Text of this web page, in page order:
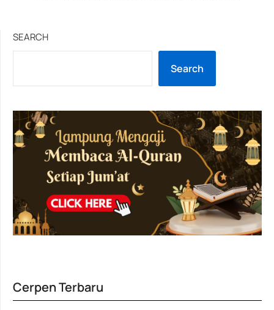
SEARCH
Search
Cerpen Terbaru